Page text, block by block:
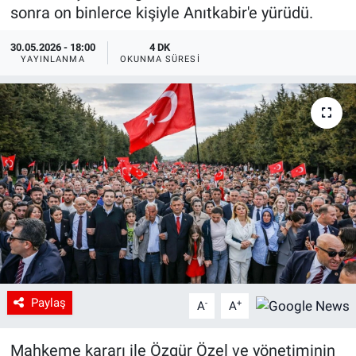
sonra on binlerce kişiyle Anıtkabir'e yürüdü.
30.05.2026 - 18:00
YAYINLANMA
4 DK
OKUNMA SÜRESI
Paylaş A- A+
Mahkeme kararı ile Özgür Özel ve yönetiminin